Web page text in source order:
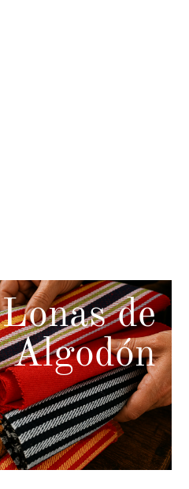
Lonas de
Algodón